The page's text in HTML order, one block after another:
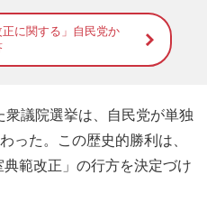
正に関する」自民党か
議院選挙は、自民党が単独
った。この歴史的勝利は、
範改正」の行方を決定づけ